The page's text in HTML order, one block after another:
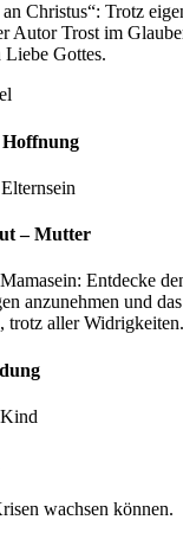
Christus“: Trotz
Autor Trost im
Liebe Gottes.
– Mutter
Entdecke
anzunehmen und
trotz aller Widrigkeiten.
wachsen können.